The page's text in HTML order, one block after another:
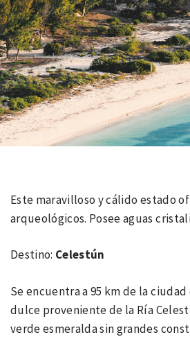
Este maravilloso y cálido estado
arqueológicos. Posee aguas
Destino: Celestún
Se encuentra a 95 km de la
dulce proveniente de la Ría
verde esmeralda sin grandes